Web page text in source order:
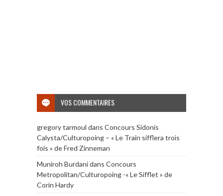
VOS COMMENTAIRES
gregory tarmoul dans Concours Sidonis
Calysta/Culturopoing – « Le Train sifflera trois
fois » de Fred Zinneman
Muniroh Burdanidans Concours
Metropolitan/Culturopoing -« Le Sifflet » de
Corin Hardy